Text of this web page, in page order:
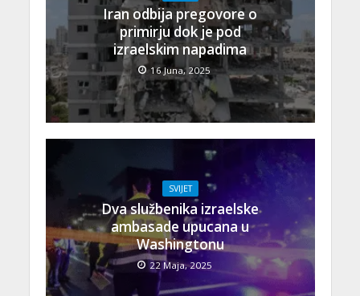
Iran odbija pregovore o
primirju dok je pod
izraelskim napadima
16 Juna, 2025
SVIJET
Dva službenika izraelske
ambasade upucana u
Washingtonu
22 Maja, 2025